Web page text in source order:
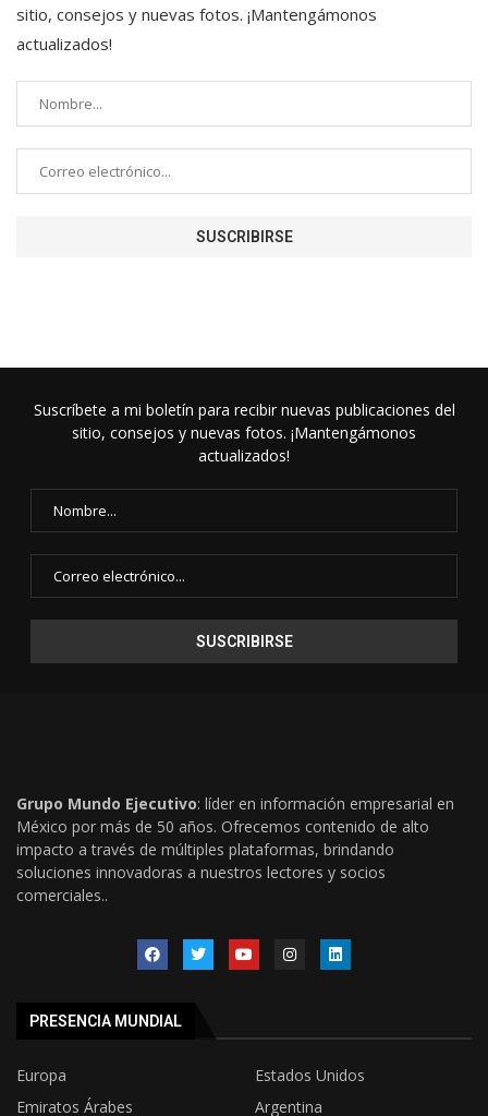
sitio, consejos y nuevas fotos. ¡Mantengámonos
actualizados!
Suscríbete a mi boletín para recibir nuevas publicaciones del
sitio, consejos y nuevas fotos. ¡Mantengámonos
actualizados!
Grupo Mundo Ejecutivo: líder en información empresarial en
México por más de 50 años. Ofrecemos contenido de alto
impacto a través de múltiples plataformas, brindando
soluciones innovadoras a nuestros lectores y socios
comerciales..
PRESENCIA MUNDIAL
Europa
Estados Unidos
Emiratos Árabes
Argentina